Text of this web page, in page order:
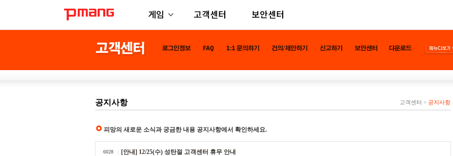
게임 고객센터 보안센터
공지사항 고객센터 > 공지사항
피망의 새로운 소식과 궁금한 내용 공지사항에서 확인하세요.
6028 [안내] 12/25(수) 성탄절 고객센터 휴무 안내